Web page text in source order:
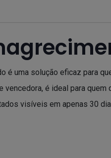
é uma solução eficaz para
é ideal para
visíveis em apenas 30